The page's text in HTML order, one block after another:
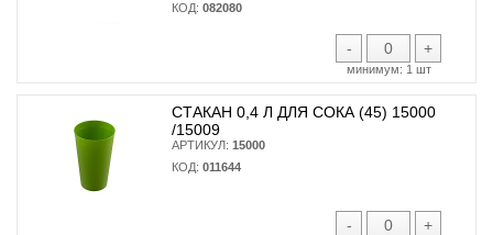
КОД: 082080
- +
минимум: 1 шт
СТАКАН 0,4 Л ДЛЯ СОКА (45) 15000
/15009
АРТИКУЛ: 15000
КОД: 011644
- +